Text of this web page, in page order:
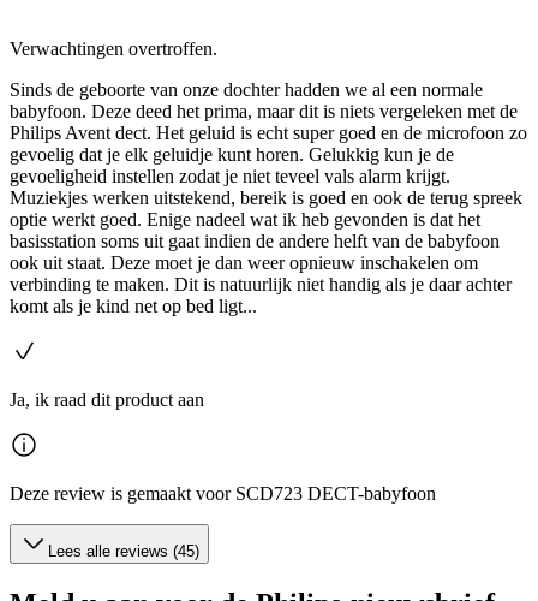
Verwachtingen overtroffen.
Sinds de geboorte van onze dochter hadden we al een normale
babyfoon. Deze deed het prima, maar dit is niets vergeleken met de
Philips Avent dect. Het geluid is echt super goed en de microfoon zo
gevoelig dat je elk geluidje kunt horen. Gelukkig kun je de
gevoeligheid instellen zodat je niet teveel vals alarm krijgt.
Muziekjes werken uitstekend, bereik is goed en ook de terug spreek
optie werkt goed. Enige nadeel wat ik heb gevonden is dat het
basisstation soms uit gaat indien de andere helft van de babyfoon
ook uit staat. Deze moet je dan weer opnieuw inschakelen om
verbinding te maken. Dit is natuurlijk niet handig als je daar achter
komt als je kind net op bed ligt...
Ja, ik raad dit product aan
Deze review is gemaakt voor SCD723 DECT-babyfoon
Lees alle reviews (45)